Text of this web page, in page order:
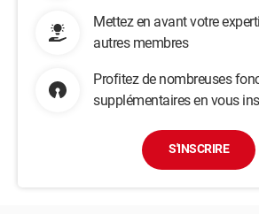
Mettez en avant votre
autres membres
Profitez de nombreuses
supplémentaires en vous
S'INSCRIRE